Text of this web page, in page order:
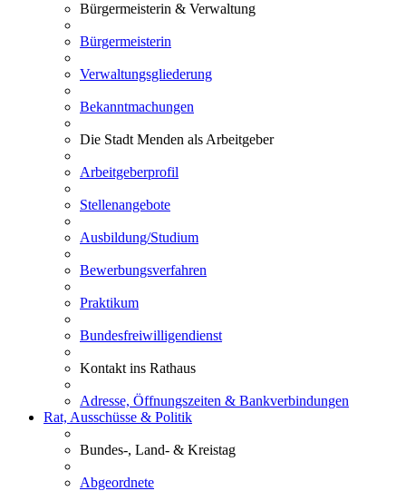
Bürgermeisterin & Verwaltung
Bürgermeisterin
Verwaltungsgliederung
Bekanntmachungen
Die Stadt Menden als Arbeitgeber
Arbeitgeberprofil
Stellenangebote
Ausbildung/Studium
Bewerbungsverfahren
Praktikum
Bundesfreiwilligendienst
Kontakt ins Rathaus
Adresse, Öffnungszeiten & Bankverbindungen
Rat, Ausschüsse & Politik
Bundes-, Land- & Kreistag
Abgeordnete